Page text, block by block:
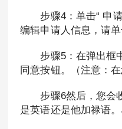
步骤4：单击“ 申请
编辑申请人信息，请单
步骤5：在弹出框
同意按钮。（注意：
步骤6然后，您会收
是英语还是他加禄语。